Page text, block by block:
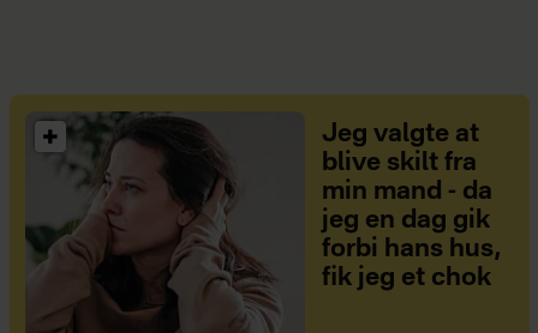
Jeg valgte at
blive skilt fra
min mand - da
jeg en dag gik
forbi hans hus,
fik jeg et chok